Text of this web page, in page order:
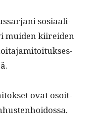
sosi­aali-
muiden kiirei­den
ovat osoit­